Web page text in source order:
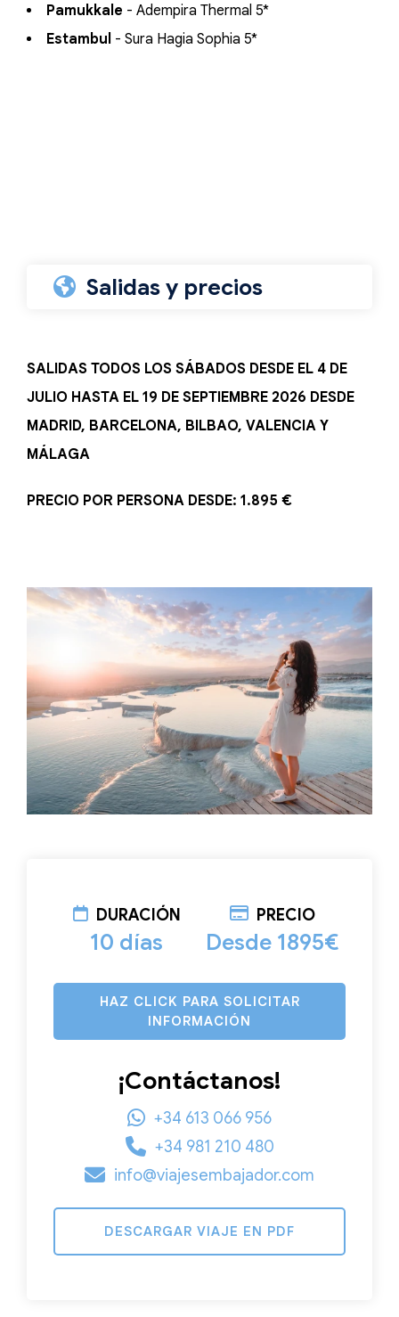
Pamukkale - Adempira Thermal 5*
Estambul - Sura Hagia Sophia 5*
Salidas y precios
SALIDAS TODOS LOS SÁBADOS DESDE EL 4 DE
JULIO HASTA EL 19 DE SEPTIEMBRE 2026 DESDE
MADRID, BARCELONA, BILBAO, VALENCIA Y
MÁLAGA
PRECIO POR PERSONA DESDE: 1.895 €
DURACIÓN
10 días
PRECIO
Desde 1895€
HAZ CLICK PARA SOLICITAR
INFORMACIÓN
¡Contáctanos!
+34 613 066 956
+34 981 210 480
info@viajesembajador.com
DESCARGAR VIAJE EN PDF